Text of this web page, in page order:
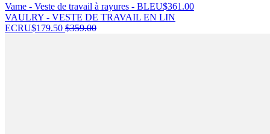
Vame - Veste de travail à rayures - BLEU$361.00
VAULRY - VESTE DE TRAVAIL EN LIN
ECRU$179.50 $359.00